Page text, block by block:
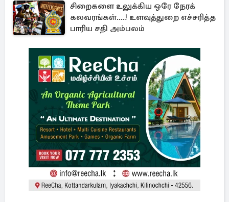
சிறைகளை உலுக்கிய ஒரே நேரக்
கலவரங்கள்....! உளவுத்துறை எச்சரித்த
பாரிய சதி அம்பலம்